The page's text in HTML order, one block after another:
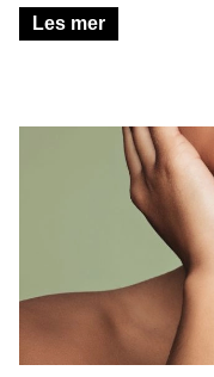
kokosolje er stjernene
herlig oppskrift!
Les mer